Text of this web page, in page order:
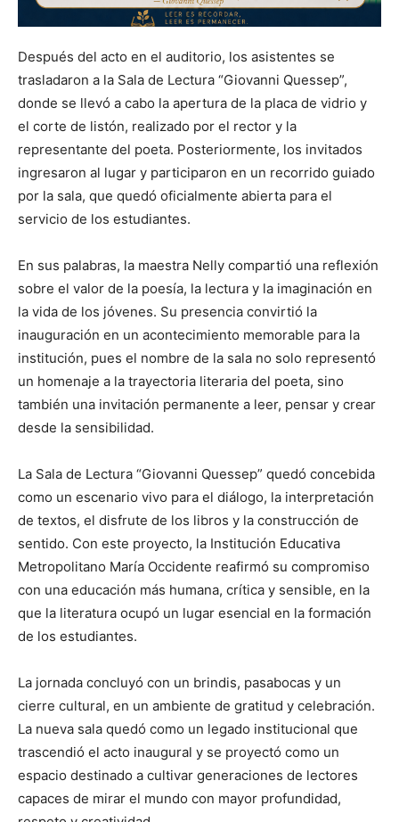
Después del acto en el auditorio, los asistentes se
trasladaron a la Sala de Lectura “Giovanni Quessep”,
donde se llevó a cabo la apertura de la placa de vidrio y
el corte de listón, realizado por el rector y la
representante del poeta. Posteriormente, los invitados
ingresaron al lugar y participaron en un recorrido guiado
por la sala, que quedó oficialmente abierta para el
servicio de los estudiantes.
En sus palabras, la maestra Nelly compartió una reflexión
sobre el valor de la poesía, la lectura y la imaginación en
la vida de los jóvenes. Su presencia convirtió la
inauguración en un acontecimiento memorable para la
institución, pues el nombre de la sala no solo representó
un homenaje a la trayectoria literaria del poeta, sino
también una invitación permanente a leer, pensar y crear
desde la sensibilidad.
La Sala de Lectura “Giovanni Quessep” quedó concebida
como un escenario vivo para el diálogo, la interpretación
de textos, el disfrute de los libros y la construcción de
sentido. Con este proyecto, la Institución Educativa
Metropolitano María Occidente reafirmó su compromiso
con una educación más humana, crítica y sensible, en la
que la literatura ocupó un lugar esencial en la formación
de los estudiantes.
La jornada concluyó con un brindis, pasabocas y un
cierre cultural, en un ambiente de gratitud y celebración.
La nueva sala quedó como un legado institucional que
trascendió el acto inaugural y se proyectó como un
espacio destinado a cultivar generaciones de lectores
capaces de mirar el mundo con mayor profundidad,